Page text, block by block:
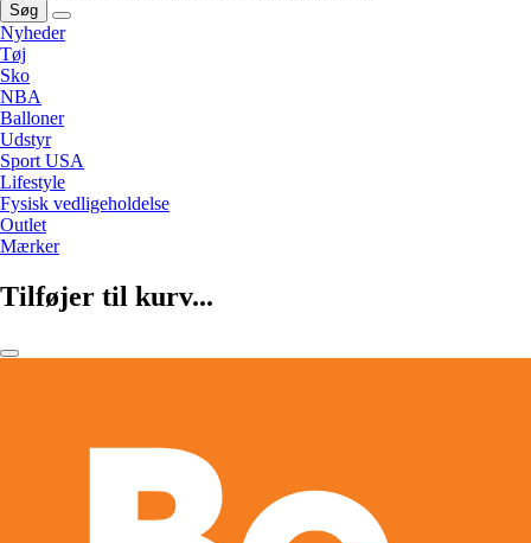
Søg
Nyheder
Tøj
Sko
NBA
Balloner
Udstyr
Sport USA
Lifestyle
Fysisk vedligeholdelse
Outlet
Mærker
Tilføjer til kurv...